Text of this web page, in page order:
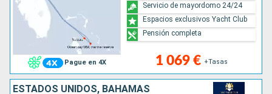
Pague en 4X 1 069 € +Tasas
Servicio de mayordomo 24/24
Espacios exclusivos Yacht Club
Pensión completa
ESTADOS UNIDOS, BAHAMAS